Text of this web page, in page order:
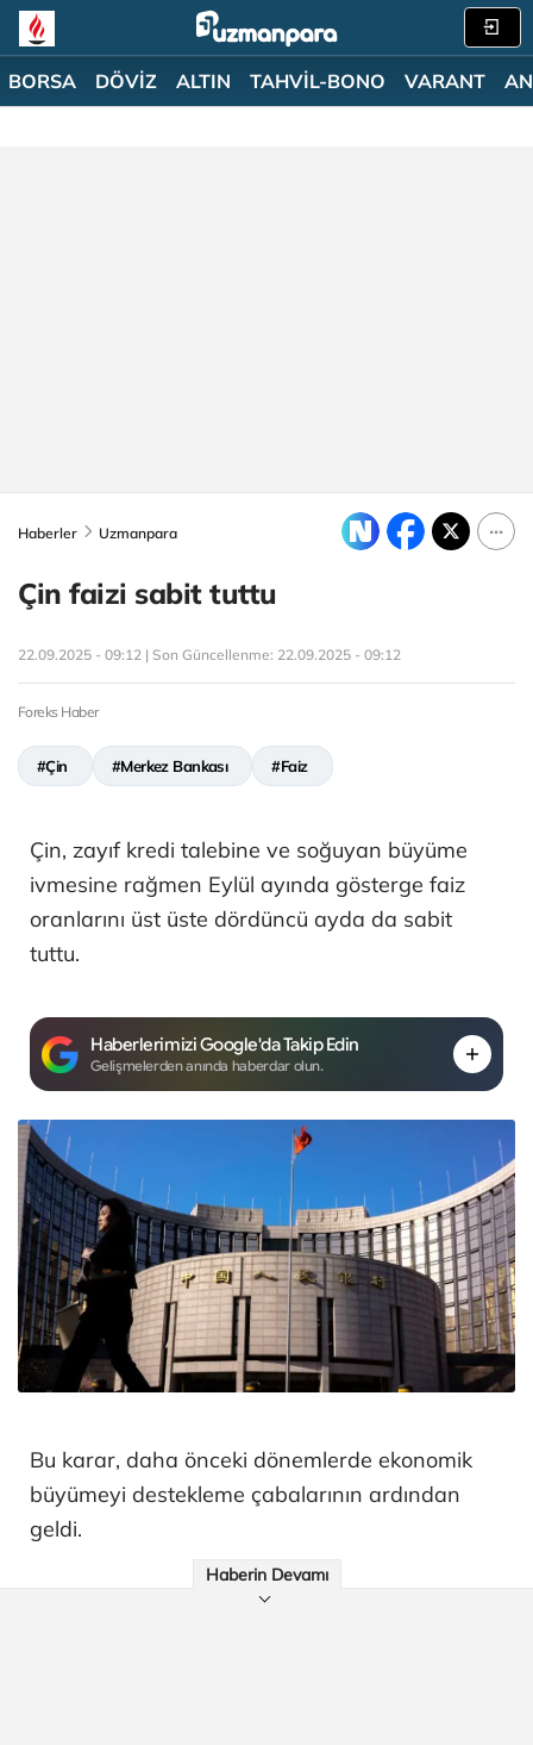
BORSA DÖVİZ ALTIN TAHVİL-BONO VARANT
Haberler Uzmanpara
Çin faizi sabit tuttu
22.09.2025 - 09:12 | Son Güncellenme: 22.09.2025 - 09:12
Foreks Haber
#Çin #Merkez Bankası #Faiz
Çin, zayıf kredi talebine ve soğuyan büyüme
ivmesine rağmen Eylül ayında gösterge faiz
oranlarını üst üste dördüncü ayda da sabit
tuttu.
Haberlerimizi Google'da Takip Edin
Gelişmelerden anında haberdar olun.
Bu karar, daha önceki dönemlerde ekonomik
büyümeyi destekleme çabalarının ardından
geldi.
Haberin Devamı